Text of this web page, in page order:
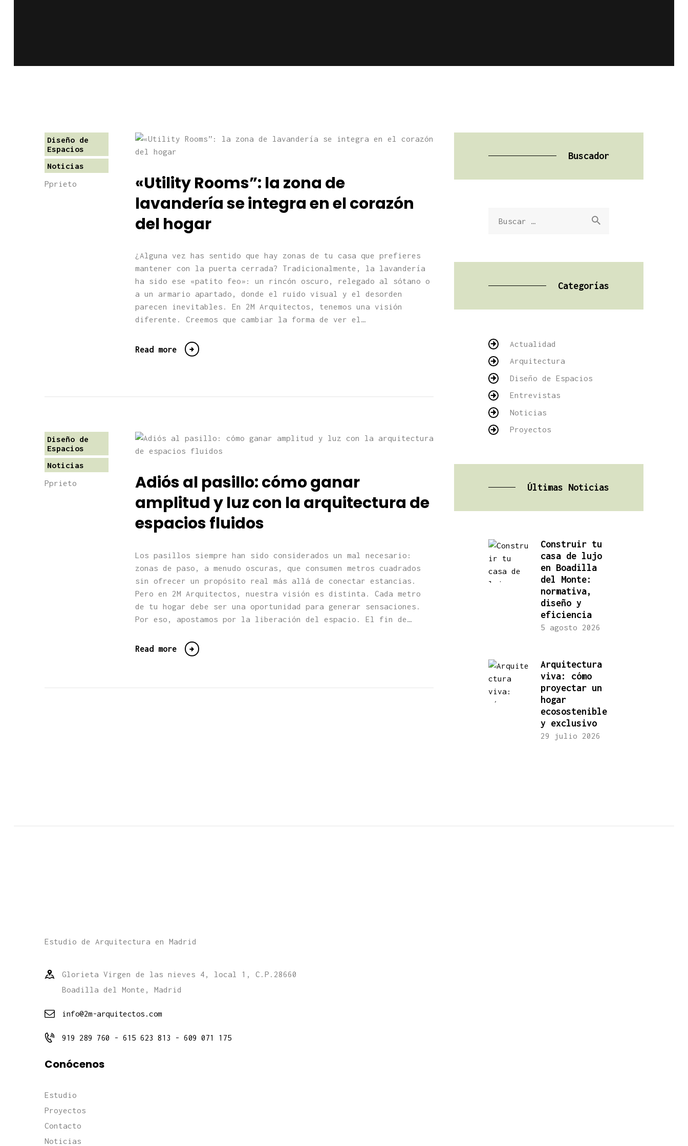
Diseño de
Espacios
Noticias
Pprieto
«Utility Rooms”: la zona de
lavandería se integra en el corazón
del hogar
¿Alguna vez has sentido que hay zonas de tu casa que prefieres
mantener con la puerta cerrada? Tradicionalmente, la lavandería
ha sido ese «patito feo»: un rincón oscuro, relegado al sótano o
a un armario apartado, donde el ruido visual y el desorden
parecen inevitables. En 2M Arquitectos, tenemos una visión
diferente. Creemos que cambiar la forma de ver el…
Read more
Diseño de
Espacios
Noticias
Pprieto
Adiós al pasillo: cómo ganar
amplitud y luz con la arquitectura de
espacios fluidos
Los pasillos siempre han sido considerados un mal necesario:
zonas de paso, a menudo oscuras, que consumen metros cuadrados
sin ofrecer un propósito real más allá de conectar estancias.
Pero en 2M Arquitectos, nuestra visión es distinta. Cada metro
de tu hogar debe ser una oportunidad para generar sensaciones.
Por eso, apostamos por la liberación del espacio. El fin de…
Read more
Buscador
Categorías
Actualidad
Arquitectura
Diseño de Espacios
Entrevistas
Noticias
Proyectos
Últimas Noticias
Construir tu
casa de lujo
en Boadilla
del Monte:
normativa,
diseño y
eficiencia
5 agosto 2026
Arquitectura
viva: cómo
proyectar un
hogar
ecosostenible
y exclusivo
29 julio 2026
Estudio de Arquitectura en Madrid
Glorieta Virgen de las nieves 4, local 1, C.P.28660
Boadilla del Monte, Madrid
info@2m-arquitectos.com
919 289 760 - 615 623 813 - 609 071 175
Conócenos
Estudio
Proyectos
Contacto
Noticias